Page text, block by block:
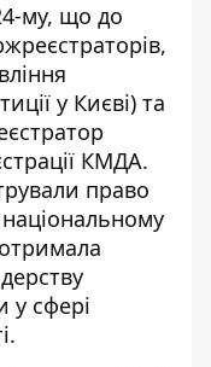
му, що до
у Києві) та
КМДА.
право
національному
у сфері